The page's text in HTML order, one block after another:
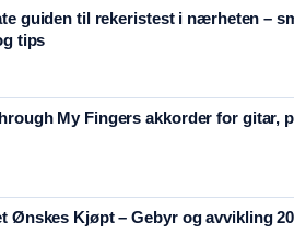
guiden til rekeristest i nærheten –
tips
My Fingers akkorder for gitar,
Ønskes Kjøpt – Gebyr og avvikling